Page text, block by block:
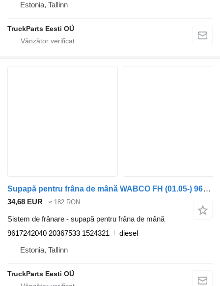
Estonia, Tallinn
TruckParts Eesti OÜ
Supapă pentru frâna de mână WABCO FH (01.05-) 9617242040 pentru cap tractor Volvo FH12, FH16, NH12, FH, VNL780 (1993-2014)
34,68 EUR ≈ 182 RON
Sistem de frânare - supapă pentru frâna de mână
9617242040 20367533 1524321
diesel
Estonia, Tallinn
TruckParts Eesti OÜ